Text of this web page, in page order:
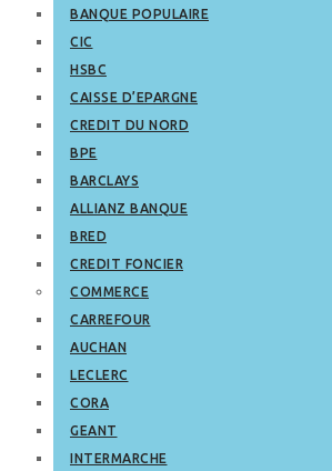
BANQUE POPULAIRE
CIC
HSBC
CAISSE D’EPARGNE
CREDIT DU NORD
BPE
BARCLAYS
ALLIANZ BANQUE
BRED
CREDIT FONCIER
COMMERCE
CARREFOUR
AUCHAN
LECLERC
CORA
GEANT
INTERMARCHE